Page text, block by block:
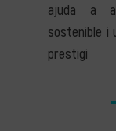
ajuda a
sostenible i
prestigi.